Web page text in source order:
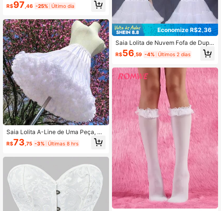
uporte de Saia Fofa, Cintura Elástic
es, Cosplay e Ocasiões Formais
R$97 ,46 -25% Último dia
Saia Lolita A-Line de Uma Peça, Le
ve, Branca, com Babados na Barra,
Estilo Gótico Fofo Y2K Aesthetic Str
R$73 ,75 -3% Últimas 8 hrs
Economize R$2,36
Saia Lolita de Nuvem Fofa de Dupla
Camada em Poliéster de Cor Sólida
30cm
R$56 ,59 -4% Últimos 2 dias